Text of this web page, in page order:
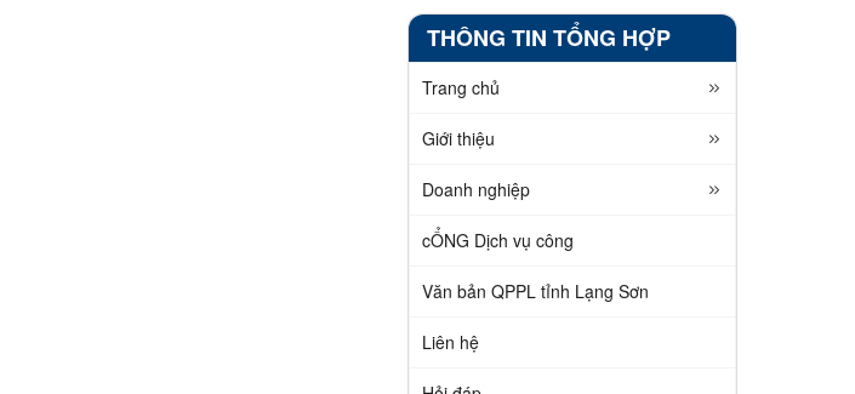
THÔNG TIN TỔNG HỢP
Trang chủ
Giới thiệu
Doanh nghiệp
cỔNG Dịch vụ công
Văn bản QPPL tỉnh Lạng Sơn
Liên hệ